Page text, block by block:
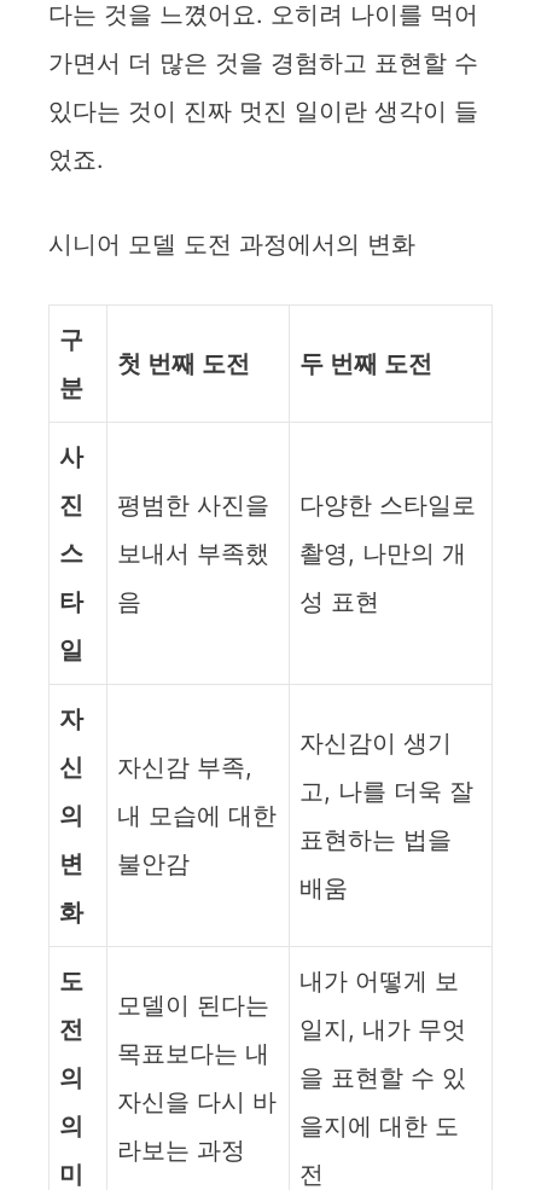
다는 것을 느꼈어요. 오히려 나이를 먹어
가면서 더 많은 것을 경험하고 표현할 수
있다는 것이 진짜 멋진 일이란 생각이 들
었죠.
시니어 모델 도전 과정에서의 변화
구
분
첫 번째 도전 두 번째 도전
사
진
스
타
일
평범한 사진을
보내서 부족했
음
다양한 스타일로
촬영, 나만의 개
성 표현
자
신
의
변
화
자신감 부족,
내 모습에 대한
불안감
자신감이 생기
고, 나를 더욱 잘
표현하는 법을
배움
도
전
의
의
미
모델이 된다는
목표보다는 내
자신을 다시 바
라보는 과정
내가 어떻게 보
일지, 내가 무엇
을 표현할 수 있
을지에 대한 도
전